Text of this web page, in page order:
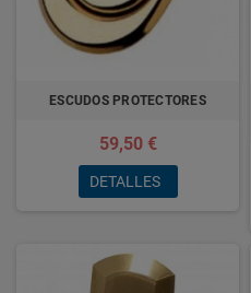
ESCUDOS PROTECTORES
59,50 €
DETALLES